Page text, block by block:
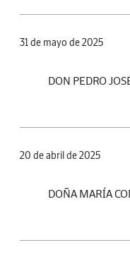
31 de mayo de 2025
DON PEDRO
20 de abril de 2025
DOÑA MARÍA